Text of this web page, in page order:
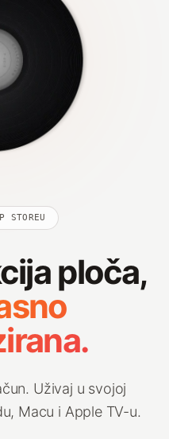
STOREU
ploča,
Uživaj u svojoj
Macu i Apple TV-u.